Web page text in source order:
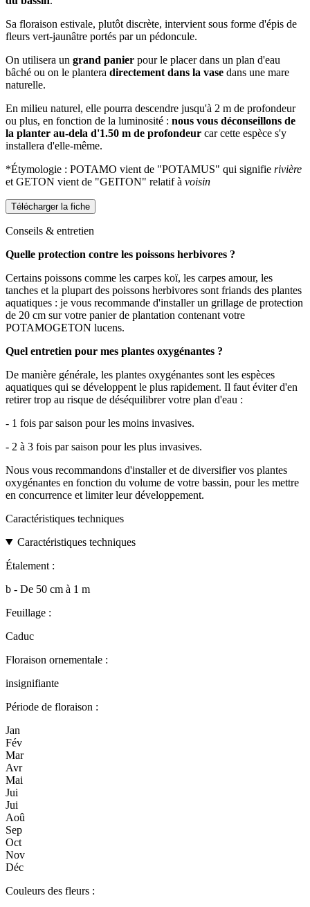
Sa floraison estivale, plutôt discrète, intervient sous forme d'épis de
fleurs vert-jaunâtre portés par un pédoncule.
On utilisera un grand panier pour le placer dans un plan d'eau
bâché ou on le plantera directement dans la vase dans une mare
naturelle.
En milieu naturel, elle pourra descendre jusqu'à 2 m de profondeur
ou plus, en fonction de la luminosité : nous vous déconseillons de
la planter au-dela d'1.50 m de profondeur car cette espèce s'y
installera d'elle-même.
*Étymologie : POTAMO vient de "POTAMUS" qui signifie rivière
et GETON vient de "GEITON" relatif à voisin
Télécharger la fiche
Conseils & entretien
Quelle protection contre les poissons herbivores ?
Certains poissons comme les carpes koï, les carpes amour, les
tanches et la plupart des poissons herbivores sont friands des plantes
aquatiques : je vous recommande d'installer un grillage de protection
de 20 cm sur votre panier de plantation contenant votre
POTAMOGETON lucens.
Quel entretien pour mes plantes oxygénantes ?
De manière générale, les plantes oxygénantes sont les espèces
aquatiques qui se développent le plus rapidement. Il faut éviter d'en
retirer trop au risque de déséquilibrer votre plan d'eau :
- 1 fois par saison pour les moins invasives.
- 2 à 3 fois par saison pour les plus invasives.
Nous vous recommandons d'installer et de diversifier vos plantes
oxygénantes en fonction du volume de votre bassin, pour les mettre
en concurrence et limiter leur développement.
Caractéristiques techniques
Caractéristiques techniques
Étalement :
b - De 50 cm à 1 m
Feuillage :
Caduc
Floraison ornementale :
insignifiante
Période de floraison :
Jan
Fév
Mar
Avr
Mai
Jui
Jui
Aoû
Sep
Oct
Nov
Déc
Couleurs des fleurs :